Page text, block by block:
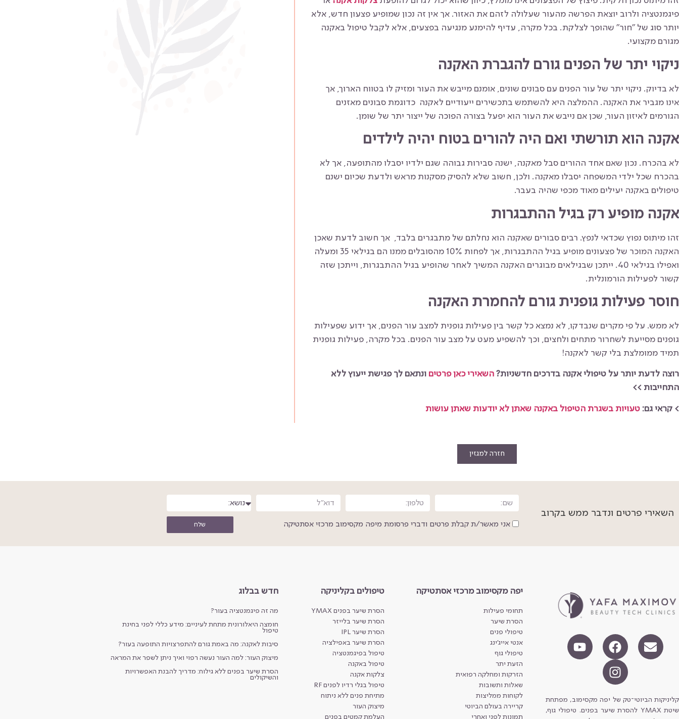
פיגמנטציה ולרוב יוצאת הפרשה מהעור שעלולה לזהם את האזור. אך אין זה נכון שמופיע פצעון חדש, אלא
יותר סוג של ״חור״ שהופך לצלקת. בכל מקרה, עדיף להימנע מנגיעה בפצעים, אלא לקבל טיפול באקנה
מגורם מקצועי.
ניקוי יתר של הפנים גורם להגברת האקנה
לא בדיוק. ניקוי יתר של עור הפנים עם סבונים שונים, אומנם מייבש את העור ומזיק לו בטווח הארוך, אך
אינו מגביר את האקנה. ההמלצה היא להשתמש בתכשירים ייעודיים לאקנה כדוגמת סבונים מאזנים
הגורמים לאיזון העור, שכן אם נייבש את העור הוא יפעל בצורה הפוכה של ייצור יתר של שומן.
אקנה הוא תורשתי ואם היה להורים בטוח יהיה לילדים
לא בהכרח. נכון שאם אחד ההורים סבל מאקנה, ישנה סבירות גבוהה שגם ילדיו יסבלו מהתופעה, אך לא
בהכרח שכל ילדי המשפחה יסבלו מאקנה. ולכן, חשוב שלא להסיק מסקנות מראש ולדעת שכיום ישנם
טיפולים באקנה יעילים מאוד מכפי שהיה בעבר.
אקנה מופיע רק בגיל ההתבגרות
זהו מיתוס נפוץ שכדאי לנפץ. רבים סבורים שאקנה הוא נחלתם של מתבגרים בלבד, אך חשוב לדעת שאכן
האקנה המוכר של פצעונים מופיע בגיל ההתבגרות, אך לפחות 10% מהסובלים ממנו הם בגילאי 35 ומעלה
ואפילו בגילאי 40. ייתכן שבגילאים מבוגרים האקנה המשיך לאחר שהופיע בגיל ההתבגרות, וייתכן שזה
קשור לפעילות הורמונלית.
חוסר פעילות גופנית גורם להחמרת האקנה
לא ממש. על פי מקרים שנבדקו, לא נמצא כל קשר בין פעילות גופנית למצב עור הפנים, אך ידוע שפעילות
גופנים מסייעת לשחרור מתחים ולחצים, וכך להשפיע מעט על מצב עור הפנים. בכל מקרה, פעילות גופנית
תמיד ממומלצת בלי קשר לאקנה!
רוצה לדעת יותר על טיפולי אקנה בדרכים חדשניות? השאירי כאן פרטים ונתאם לך פגישת ייעוץ ללא
התחייבות >>
> קראי גם: טעויות בשגרת הטיפול באקנה שאתן לא יודעות שאתן עושות
חזרה למגזין
השאירי פרטים ונדבר ממש בקרוב
אני מאשר/ת קבלת פרטים ודברי פרסומת מיפה מקסימוב מרכזי אסתטיקה שלח
קליניקות הביוטי־טק של יפה מקסימוב, מפתחת
שיטת YMAX להסרת שיער בפנים. טיפולי גוף,
יפה מקסימוב מרכזי אסתטיקה
תחומי פעילות
הסרת שיער
טיפולי פנים
אנטי אייג'ינג
טיפולי גוף
הזעת יתר
הזרקות ומחלקה רפואית
שאלות ותשובות
לקוחות ממליצות
קריירה בעולם הביוטי
תמונות לפני ואחרי
טיפולים בקליניקה
הסרת שיער בפנים YMAX
הסרת שיער בלייזר
הסרת שיער IPL
הסרת שיער באפילציה
טיפול בפיגמנטציה
טיפול באקנה
צלקות אקנה
טיפול בגלי רדיו לפנים RF
מתיחת פנים ללא ניתוח
מיצוק העור
העלמת קמטים בפנים
חדש בבלוג
מה זה פיגמנטציה בעור?
חומצה היאלורונית מתחת לעיניים: מידע כללי לפני בחינת
טיפול
סיבות לאקנה: מה באמת גורם להתפרצויות התופעה בעור?
מיצוק העור: למה העור נעשה רפוי ואיך ניתן לשפר את המראה
הסרת שיער בפנים ללא גילוח: מדריך להבנת האפשרויות
והשיקולים